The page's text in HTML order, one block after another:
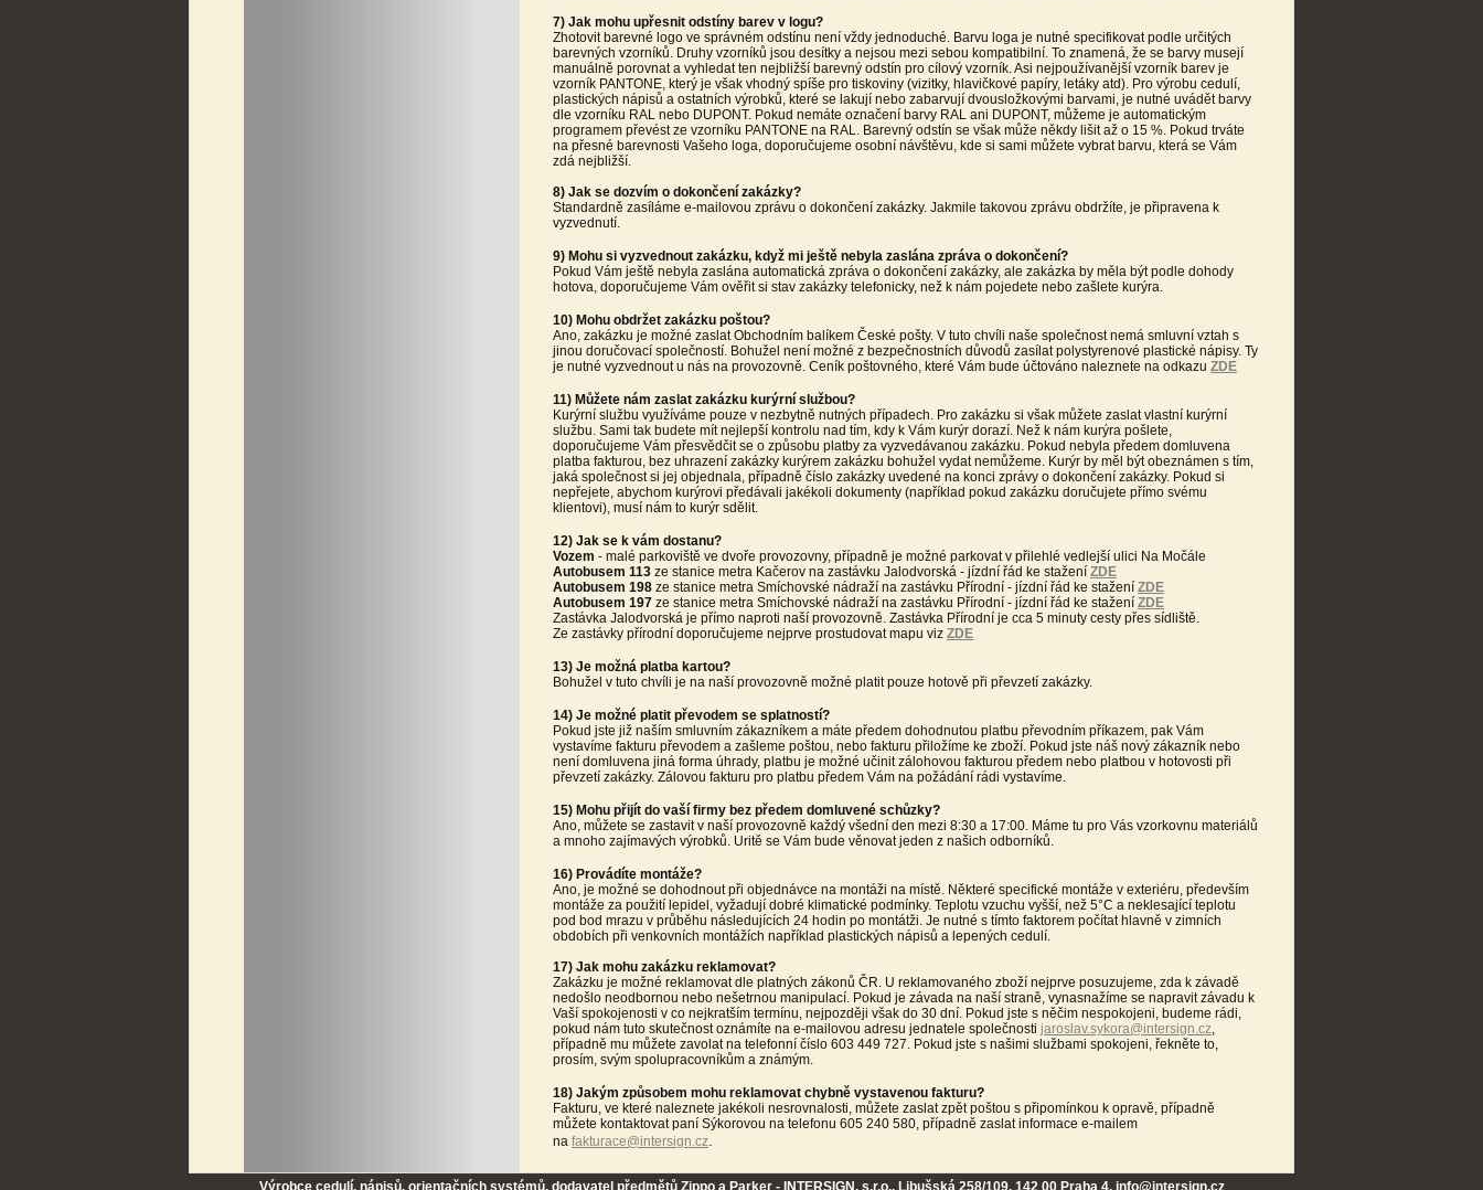
7) Jak mohu upřesnit odstíny barev v logu?
Zhotovit barevné logo ve správném odstínu není vždy jednoduché. Barvu loga je nutné specifikovat podle určitých
barevných vzorníků. Druhy vzorníků jsou desítky a nejsou mezi sebou kompatibilní. To znamená, že se barvy musejí
manuálně porovnat a vyhledat ten nejbližší barevný odstín pro cílový vzorník. Asi nejpoužívanější vzorník barev je
vzorník PANTONE, který je však vhodný spíše pro tiskoviny (vizitky, hlavičkové papíry, letáky atd). Pro výrobu cedulí,
plastických nápisů a ostatních výrobků, které se lakují nebo zabarvují dvousložkovými barvami, je nutné uvádět barvy
dle vzorníku RAL nebo DUPONT. Pokud nemáte označení barvy RAL ani DUPONT, můžeme je automatickým
programem převést ze vzorníku PANTONE na RAL. Barevný odstín se však může někdy lišit až o 15 %. Pokud trváte
na přesné barevnosti Vašeho loga, doporučujeme osobní návštěvu, kde si sami můžete vybrat barvu, která se Vám
zdá nejbližší.
8) Jak se dozvím o dokončení zakázky?
Standardně zasíláme e-mailovou zprávu o dokončení zakázky. Jakmile takovou zprávu obdržíte, je připravena k
vyzvednutí.
9) Mohu si vyzvednout zakázku, když mi ještě nebyla zaslána zpráva o dokončení?
Pokud Vám ještě nebyla zaslána automatická zpráva o dokončení zakázky, ale zakázka by měla být podle dohody
hotova, doporučujeme Vám ověřit si stav zakázky telefonicky, než k nám pojedete nebo zašlete kurýra.
10) Mohu obdržet zakázku poštou?
Ano, zakázku je možné zaslat Obchodním balíkem České pošty. V tuto chvíli naše společnost nemá smluvní vztah s
jinou doručovací společností. Bohužel není možné z bezpečnostních důvodů zasílat polystyrenové plastické nápisy. Ty
je nutné vyzvednout u nás na provozovně. Ceník poštovného, které Vám bude účtováno naleznete na odkazu ZDE
11) Můžete nám zaslat zakázku kurýrní službou?
Kurýrní službu využíváme pouze v nezbytně nutných případech. Pro zakázku si však můžete zaslat vlastní kurýrní
službu. Sami tak budete mít nejlepší kontrolu nad tím, kdy k Vám kurýr dorazí. Než k nám kurýra pošlete,
doporučujeme Vám přesvědčit se o způsobu platby za vyzvedávanou zakázku. Pokud nebyla předem domluvena
platba fakturou, bez uhrazení zakázky kurýrem zakázku bohužel vydat nemůžeme. Kurýr by měl být obeznámen s tím,
jaká společnost si jej objednala, případně číslo zakázky uvedené na konci zprávy o dokončení zakázky. Pokud si
nepřejete, abychom kurýrovi předávali jakékoli dokumenty (například pokud zakázku doručujete přímo svému
klientovi), musí nám to kurýr sdělit.
12) Jak se k vám dostanu?
Vozem - malé parkoviště ve dvoře provozovny, případně je možné parkovat v přilehlé vedlejší ulici Na Močále
Autobusem 113 ze stanice metra Kačerov na zastávku Jalodvorská - jízdní řád ke stažení ZDE
Autobusem 198 ze stanice metra Smíchovské nádraží na zastávku Přírodní - jízdní řád ke stažení ZDE
Autobusem 197 ze stanice metra Smíchovské nádraží na zastávku Přírodní - jízdní řád ke stažení ZDE
Zastávka Jalodvorská je přímo naproti naší provozovně. Zastávka Přírodní je cca 5 minuty cesty přes sídliště.
Ze zastávky přírodní doporučujeme nejprve prostudovat mapu viz ZDE
13) Je možná platba kartou?
Bohužel v tuto chvíli je na naší provozovně možné platit pouze hotově při převzetí zakázky.
14) Je možné platit převodem se splatností?
Pokud jste již naším smluvním zákazníkem a máte předem dohodnutou platbu převodním příkazem, pak Vám
vystavíme fakturu převodem a zašleme poštou, nebo fakturu přiložíme ke zboží. Pokud jste náš nový zákazník nebo
není domluvena jiná forma úhrady, platbu je možné učinit zálohovou fakturou předem nebo platbou v hotovosti při
převzetí zakázky. Zálovou fakturu pro platbu předem Vám na požádání rádi vystavíme.
15) Mohu přijít do vaší firmy bez předem domluvené schůzky?
Ano, můžete se zastavit v naší provozovně každý všední den mezi 8:30 a 17:00. Máme tu pro Vás vzorkovnu materiálů
a mnoho zajímavých výrobků. Uritě se Vám bude věnovat jeden z našich odborníků.
16) Provádíte montáže?
Ano, je možné se dohodnout při objednávce na montáži na místě. Některé specifické montáže v exteriéru, především
montáže za použití lepidel, vyžadují dobré klimatické podmínky. Teplotu vzuchu vyšší, než 5°C a neklesající teplotu
pod bod mrazu v průběhu následujících 24 hodin po montátži. Je nutné s tímto faktorem počítat hlavně v zimních
obdobích při venkovních montážích například plastických nápisů a lepených cedulí.
17) Jak mohu zakázku reklamovat?
Zakázku je možné reklamovat dle platných zákonů ČR. U reklamovaného zboží nejprve posuzujeme, zda k závadě
nedošlo neodbornou nebo nešetrnou manipulací. Pokud je závada na naší straně, vynasnažíme se napravit závadu k
Vaší spokojenosti v co nejkratším termínu, nejpozději však do 30 dní. Pokud jste s něčim nespokojeni, budeme rádi,
pokud nám tuto skutečnost oznámíte na e-mailovou adresu jednatele společnosti jaroslav.sykora@intersign.cz
případně mu můžete zavolat na telefonní číslo 603 449 727. Pokud jste s našimi službami spokojeni, řekněte to,
prosím, svým spolupracovníkům a známým.
18) Jakým způsobem mohu reklamovat chybně vystavenou fakturu?
Fakturu, ve které naleznete jakékoli nesrovnalosti, můžete zaslat zpět poštou s připomínkou k opravě, případně
můžete kontaktovat paní Sýkorovou na telefonu 605 240 580, případně zaslat informace e-mailem
na fakturace@intersign.cz
Výrobce cedulí, nápisů, orientačních systémů, dodavatel předmětů Zippo a Parker - INTERSIGN, s.r.o., Libušská 258/109, 142 00 Praha 4, info@intersign.cz